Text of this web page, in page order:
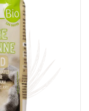
pour que
ce formulaire
note et le
cette page. Pour
ces données,
*